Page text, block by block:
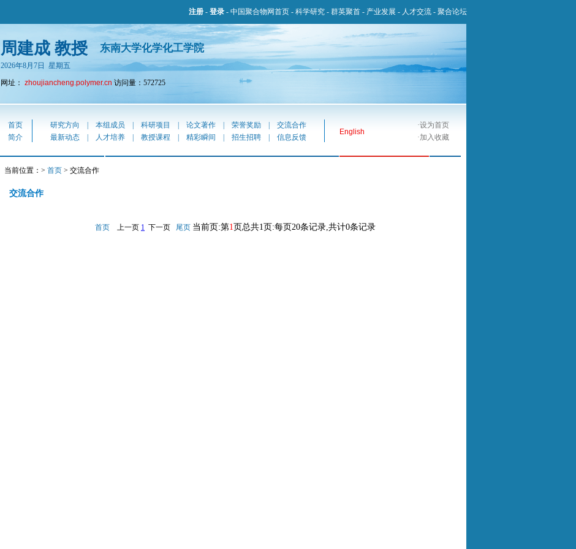
注册 - 登录 - 中国聚合物网首页 - 科学研究 - 群英聚首 - 产业发展 - 人才交流 - 聚合论坛
周建成 教授 东南大学化学化工学院
2026年8月7日 星期五
网址： zhoujiancheng.polymer.cn 访问量：572725
首页 研究方向 本组成员 科研项目 论文著作 荣誉奖励 交流合作
English
·设为首页
简介
最新动态 人才培养 教授课程 精彩瞬间 招生招聘 信息反馈 ·加入收藏
当前位置：> 首页 > 交流合作
交流合作
首页 上一页 1 下一页 尾页 当前页:第1页总共1页:每页20条记录,共计0条记录